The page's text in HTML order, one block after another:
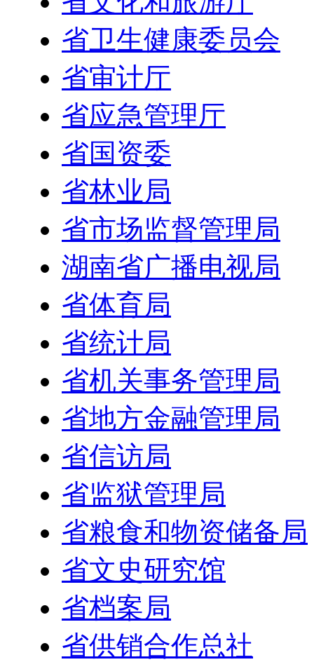
省卫生健康委员会
省审计厅
省应急管理厅
省国资委
省林业局
省市场监督管理局
湖南省广播电视局
省体育局
省统计局
省机关事务管理局
省地方金融管理局
省信访局
省监狱管理局
省粮食和物资储备局
省文史研究馆
省档案局
省供销合作总社